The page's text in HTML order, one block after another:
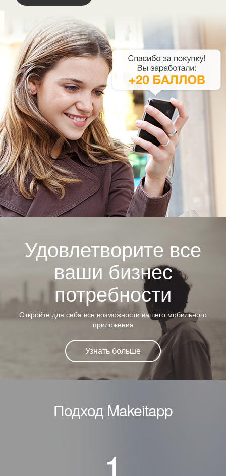
Удовлетворите все
ваши бизнес
потребности
Откройте для себя все возможности вашего мобильного
приложения
Узнать больше
Подход Makeitapp